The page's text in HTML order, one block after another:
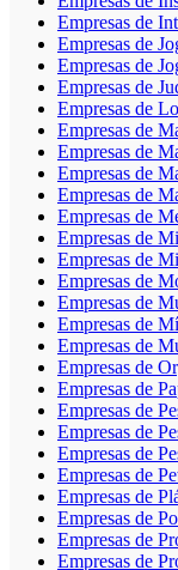
Empresas de
Empresas de
Empresas de
Empresas de
Empresas de
Empresas de
Empresas de
Empresas de
Empresas de
Empresas de
Empresas de
Empresas de
Empresas de
Empresas de
Empresas de
Empresas de
Empresas de
Empresas de
Empresas de
Empresas de
Empresas de
Empresas de
Empresas de
Empresas de
Empresas de
Empresas de